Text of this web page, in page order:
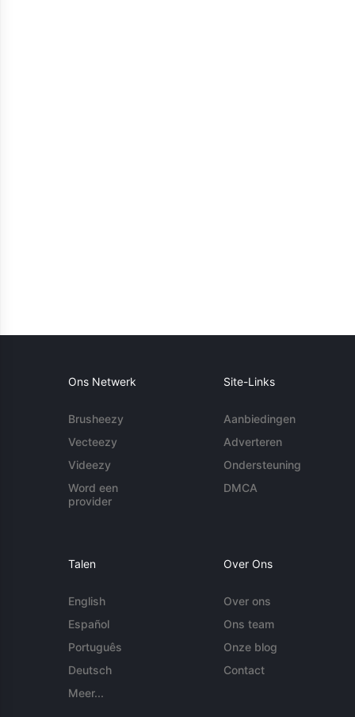
Ons Netwerk
Brusheezy
Vecteezy
Videezy
Word een
provider
Site-Links
Aanbiedingen
Adverteren
Ondersteuning
DMCA
Talen
English
Español
Português
Deutsch
Meer...
Over Ons
Over ons
Ons team
Onze blog
Contact